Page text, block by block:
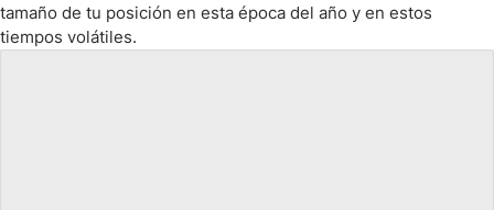
tamaño de tu posición en esta época del año y en estos
tiempos volátiles.